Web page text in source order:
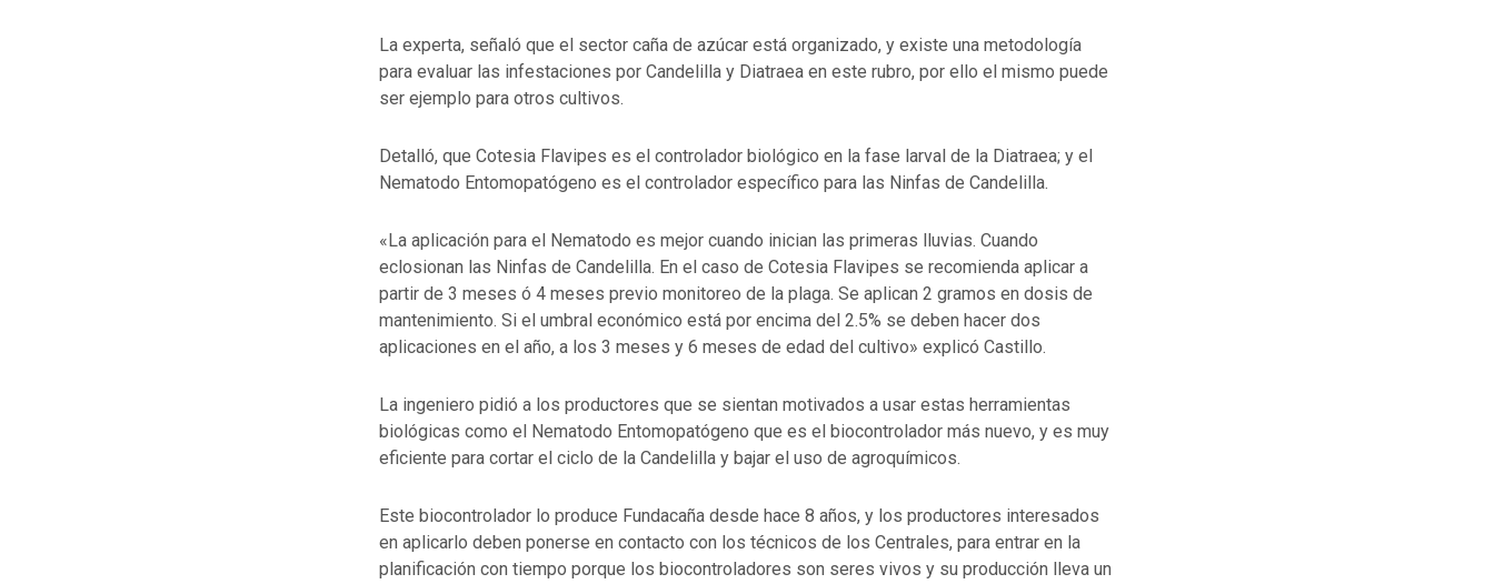
La experta, señaló que el sector caña de azúcar está organizado, y existe una metodología
para evaluar las infestaciones por Candelilla y Diatraea en este rubro, por ello el mismo puede
ser ejemplo para otros cultivos.
Detalló, que Cotesia Flavipes es el controlador biológico en la fase larval de la Diatraea; y el
Nematodo Entomopatógeno es el controlador específico para las Ninfas de Candelilla.
«La aplicación para el Nematodo es mejor cuando inician las primeras lluvias. Cuando
eclosionan las Ninfas de Candelilla. En el caso de Cotesia Flavipes se recomienda aplicar a
partir de 3 meses ó 4 meses previo monitoreo de la plaga. Se aplican 2 gramos en dosis de
mantenimiento. Si el umbral económico está por encima del 2.5% se deben hacer dos
aplicaciones en el año, a los 3 meses y 6 meses de edad del cultivo» explicó Castillo.
La ingeniero pidió a los productores que se sientan motivados a usar estas herramientas
biológicas como el Nematodo Entomopatógeno que es el biocontrolador más nuevo, y es muy
eficiente para cortar el ciclo de la Candelilla y bajar el uso de agroquímicos.
Este biocontrolador lo produce Fundacaña desde hace 8 años, y los productores interesados
en aplicarlo deben ponerse en contacto con los técnicos de los Centrales, para entrar en la
planificación con tiempo porque los biocontroladores son seres vivos y su producción lleva un